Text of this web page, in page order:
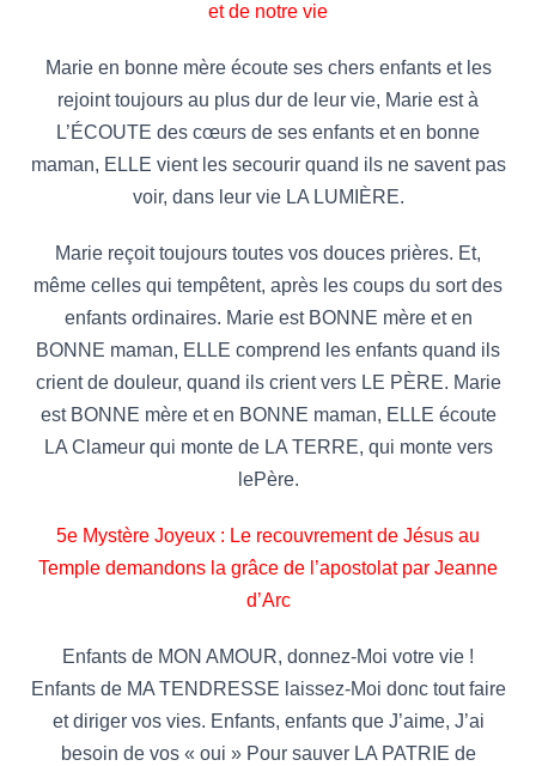
et de notre vie
Marie en bonne mère écoute ses chers enfants et les
rejoint toujours au plus dur de leur vie, Marie est à
L’ÉCOUTE des cœurs de ses enfants et en bonne
maman, ELLE vient les secourir quand ils ne savent pas
voir, dans leur vie LA LUMIÈRE.
Marie reçoit toujours toutes vos douces prières. Et,
même celles qui tempêtent, après les coups du sort des
enfants ordinaires. Marie est BONNE mère et en
BONNE maman, ELLE comprend les enfants quand ils
crient de douleur, quand ils crient vers LE PÈRE. Marie
est BONNE mère et en BONNE maman, ELLE écoute
LA Clameur qui monte de LA TERRE, qui monte vers
lePère.
5e Mystère Joyeux : Le recouvrement de Jésus au
Temple demandons la grâce de l’apostolat par Jeanne
d’Arc
Enfants de MON AMOUR, donnez-Moi votre vie !
Enfants de MA TENDRESSE laissez-Moi donc tout faire
et diriger vos vies. Enfants, enfants que J’aime, J’ai
besoin de vos « oui » Pour sauver LA PATRIE de